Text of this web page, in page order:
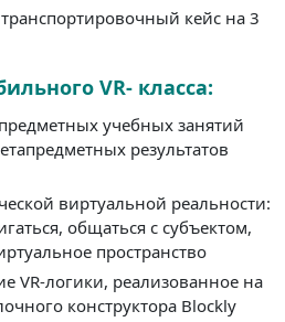
кейс на 3
VR- класса:
учебных занятий
результатов
виртуальной реальности:
общаться с субъектом,
пространство
VR-логики, реализованное на
конструктора Blockly